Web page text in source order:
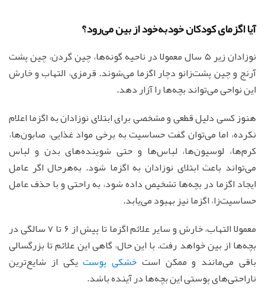
آیا اگزمای کودکان خودبه‌خود از بین می‌رود؟
نوزادان زیر ۵ سال معمولا در ناحیه گونه‌ها، چین گردن، چین پشت
آرنج و چین پشت‌زانو دچار اگزما می‌شوند. قرمزی، التهاب و خارش
این نواحی می‌تواند بچه‌ها را آزار دهد.
هنوز کسی دلیل قطعی و مشخصی برای ابتلای نوزادان به اگزما اعلام
نکرده، اما می‌توان گفت حساسیت به برخی مواد غذایی، صابون‌ها،
کرم‌ها، لوسیون‌ها، لباس‌ها و حتی شوینده‌های بدن و لباس
می‌تواند باعث ابتلای نوزادان به اگزما شود. به‌هرحال اگر عامل
ایجاد اگزما در بچه‌ها تشخیص داده شود، به راحتی و با حذف عامل
حساسیت‌زا، اگزما نیز بهبود می‌یابد.
معمولا التهاب، خارش و سایر علائم اگزما تا پیش از ۶ تا ۷ سالگی در
بچه‌ها از بین خواهد رفت. با این حال، گاهی این علائم تا بزرگسالی
باقی می‌مانند و ممکن است خشکی پوستیکی از شایع‌ترین
ناراحتی‌های پوستی این بچه‌ها در آینده باشد.